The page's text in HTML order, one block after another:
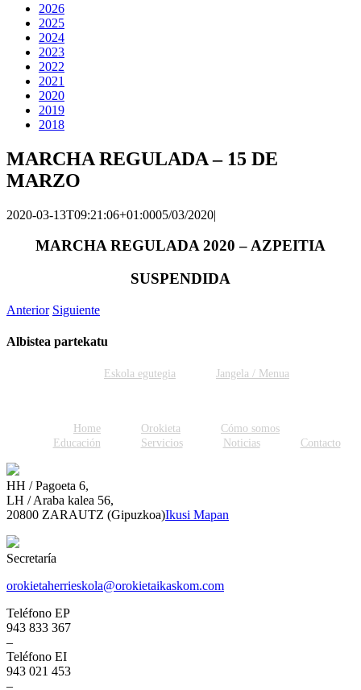
2026
2025
2024
2023
2022
2021
2020
2019
2018
MARCHA REGULADA – 15 DE
MARZO
2020-03-13T09:21:06+01:0005/03/2020|
MARCHA REGULADA 2020 – AZPEITIA
SUSPENDIDA
Anterior Siguiente
Albistea partekatu
Eskola egutegia Jangela / Menua
Home Orokieta
Cómo somos
Educación
Servicios Noticias Contacto
HH / Pagoeta 6,
LH / Araba kalea 56,
20800 ZARAUTZ (Gipuzkoa)Ikusi Mapan
Secretaría
orokietaherrieskola@orokietaikaskom.com
Teléfono EP
943 833 367
–
Teléfono EI
943 021 453
–